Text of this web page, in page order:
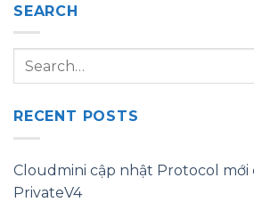
SEARCH
RECENT POSTS
Cloudmini cập nhật Protocol mới
PrivateV4